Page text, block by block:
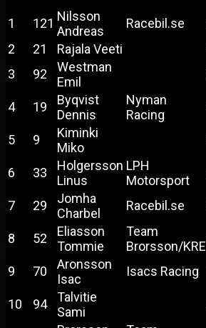
1 121 Nilsson
Andreas
Racebil.se
2
21 Rajala Veeti
3
92
Westman
Emil
4 19
Byqvist
Dennis
Nyman
Racing
5 9
Kiminki
Miko
6 33
Holgersson
Linus
LPH
Motorsport
7 29
Jomha
Charbel
Racebil.se
8 52
Eliasson
Tommie
Team
Brorsson/KRE
9 70
Aronsson
Isac
Isacs Racing
10 94
Talvitie
Sami